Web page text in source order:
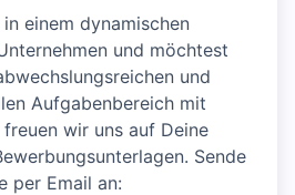
einem dynamischen
und möchtest
und
Aufgabenbereich mit
wir uns auf Deine
Sende
per Email an: